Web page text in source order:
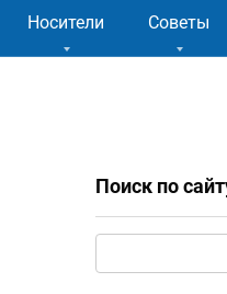
Носители Советы
Поиск по